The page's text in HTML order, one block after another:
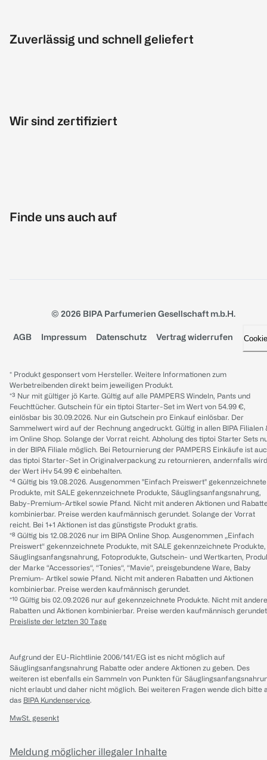
Zuverlässig und schnell geliefert
Wir sind zertifiziert
Finde uns auch auf
© 2026 BIPA Parfumerien Gesellschaft m.b.H.
AGB Impressum Datenschutz Vertrag widerrufen
* Produkt gesponsert vom Hersteller. Weitere Informationen zum
Werbetreibenden direkt beim jeweiligen Produkt.
*³ Nur mit gültiger jö Karte. Gültig auf alle PAMPERS Windeln, Pants und
Feuchttücher. Gutschein für ein tiptoi Starter-Set im Wert von 54.99 €,
einlösbar bis 30.09.2026. Nur ein Gutschein pro Einkauf einlösbar. Der
Sammelwert wird auf der Rechnung angedruckt. Gültig in allen BIPA Filialen
im Online Shop. Solange der Vorrat reicht. Abholung des tiptoi Starter Sets
in der BIPA Filiale möglich. Bei Retournierung der PAMPERS Einkäufe ist
das tiptoi Starter-Set in Originalverpackung zu retournieren, andernfalls wird
der Wert iHv 54.99 € einbehalten.
*⁴ Gültig bis 19.08.2026. Ausgenommen "Einfach Preiswert" gekennzeichnete
Produkte, mit SALE gekennzeichnete Produkte, Säuglingsanfangsnahrung,
Baby-Premium-Artikel sowie Pfand. Nicht mit anderen Aktionen und
kombinierbar. Preise werden kaufmännisch gerundet. Solange der Vorrat
reicht. Bei 1+1 Aktionen ist das günstigste Produkt gratis.
*⁸ Gültig bis 12.08.2026 nur im BIPA Online Shop. Ausgenommen „Einfach
Preiswert“ gekennzeichnete Produkte, mit SALE gekennzeichnete Produkte,
Säuglingsanfangsnahrung, Fotoprodukte, Gutschein- und Wertkarten,
der Marke “Accessories“, “Tonies“, “Mavie“, preisgebundene Ware, Baby
Premium- Artikel sowie Pfand. Nicht mit anderen Rabatten und Aktionen
kombinierbar. Preise werden kaufmännisch gerundet.
*¹⁰ Gültig bis 02.09.2026 nur auf gekennzeichnete Produkte. Nicht mit
Rabatten und Aktionen kombinierbar. Preise werden kaufmännisch
Preisliste der letzten 30 Tage
Aufgrund der EU-Richtlinie 2006/141/EG ist es nicht möglich auf
Säuglingsanfangsnahrung Rabatte oder andere Aktionen zu geben. Des
weiteren ist ebenfalls ein Sammeln von Punkten für
nicht erlaubt und daher nicht möglich. Bei weiteren Fragen wende dich bitte
das BIPA Kundenservice.
MwSt. gesenkt
Meldung möglicher illegaler Inhalte